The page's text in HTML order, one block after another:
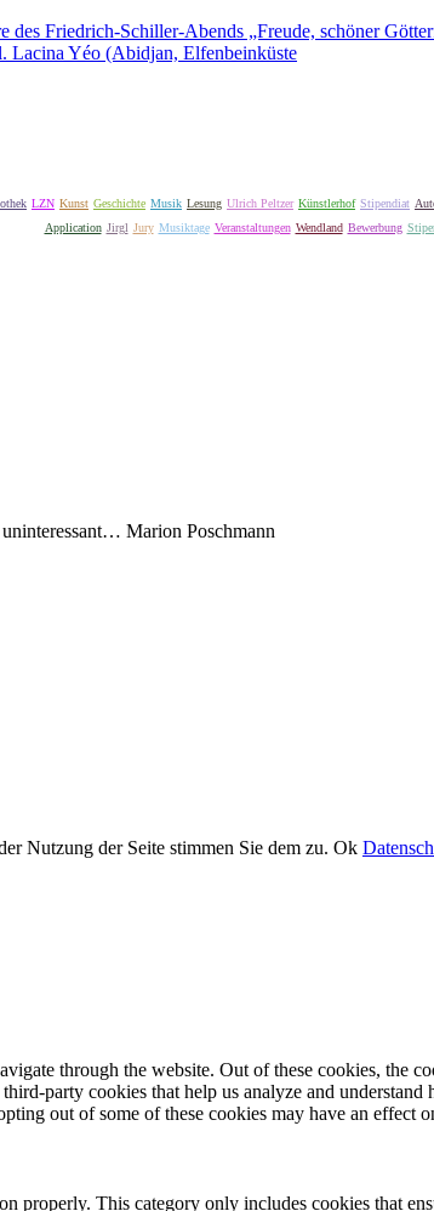
des Friedrich-Schiller-Abends „Freude, schöner
Lacina Yéo (Abidjan, Elfenbeinküste
LZN Kunst Geschichte Musik Lesung Ulrich Peltzer Künstlerhof Stipendiat
Application Jirgl Jury Musiktage Veranstaltungen Wendland Bewerbung
Marion Poschmann
Nutzung der Seite stimmen Sie dem zu. Ok
through the website. Out of these cookies, the
party cookies that help us analyze and
out of some of these cookies may have an effect
properly. This category only includes cookies that